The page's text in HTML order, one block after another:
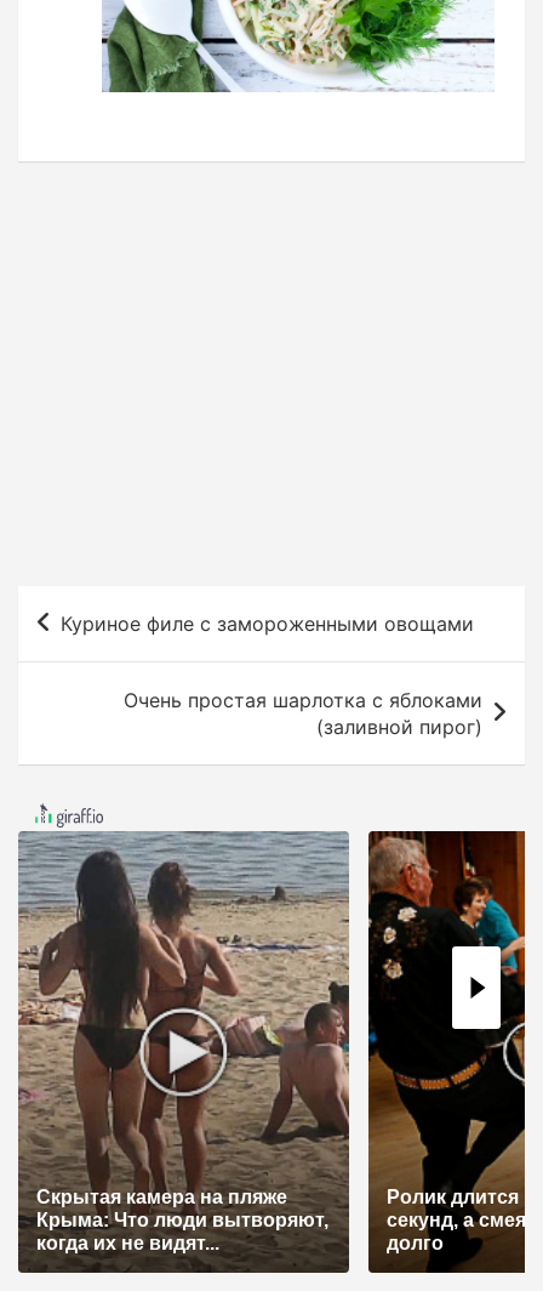
г
ц
и
я
п
о
з
а
п
и
с
я
м
Куриное филе с замороженными овощами
Очень простая шарлотка с яблоками
(заливной пирог)
Скрытая камера на пляже
Крыма: Что люди вытворяют,
когда их не видят...
Ролик длится
секунд, а
долго